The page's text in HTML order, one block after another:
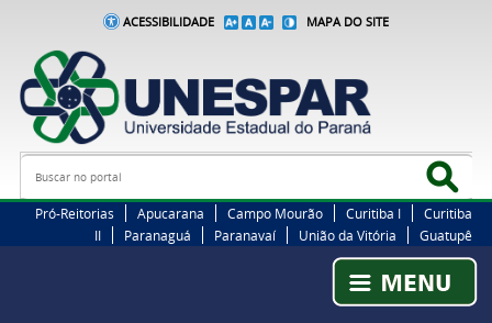
ACESSIBILIDADE MAPA DO SITE
Busca
Pró-Reitorias Apucarana Campo Mourão Curitiba I
Curitiba
II
Paranaguá Paranavaí União da Vitória Guatupê